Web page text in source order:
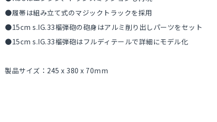
●履帯は組み立て式のマジックトラックを採用
●15cm s.IG.33榴弾砲の砲身はアルミ削り出しパーツをセット
●15cm s.IG.33榴弾砲はフルディテールで詳細にモデル化
製品サイズ：245 x 380 x 70mm